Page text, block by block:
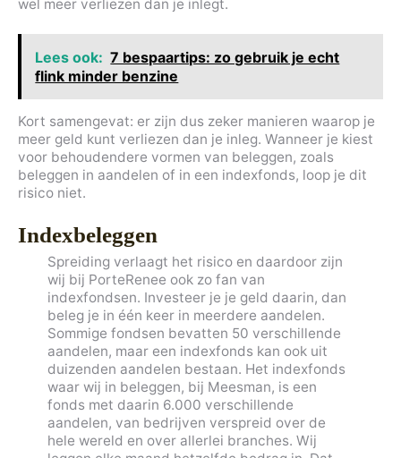
wel meer verliezen dan je inlegt.
Lees ook: 7 bespaartips: zo gebruik je echt
flink minder benzine
Kort samengevat: er zijn dus zeker manieren waarop je
meer geld kunt verliezen dan je inleg. Wanneer je kiest
voor behoudendere vormen van beleggen, zoals
beleggen in aandelen of in een indexfonds, loop je dit
risico niet.
Indexbeleggen
Spreiding verlaagt het risico en daardoor zijn
wij bij PorteRenee ook zo fan van
indexfondsen. Investeer je je geld daarin, dan
beleg je in één keer in meerdere aandelen.
Sommige fondsen bevatten 50 verschillende
aandelen, maar een indexfonds kan ook uit
duizenden aandelen bestaan. Het indexfonds
waar wij in beleggen, bij Meesman, is een
fonds met daarin 6.000 verschillende
aandelen, van bedrijven verspreid over de
hele wereld en over allerlei branches. Wij